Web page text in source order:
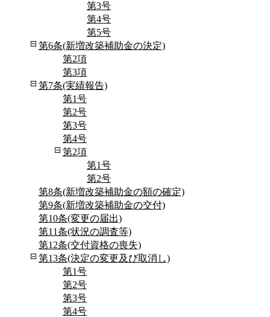
第3号
第4号
第5号
第6条(新増改築補助金の決定)
第2項
第3項
第7条(実績報告)
第1号
第2号
第3号
第4号
第2項
第1号
第2号
第8条(新増改築補助金の額の確定)
第9条(新増改築補助金の交付)
第10条(変更の届出)
第11条(状況の調査等)
第12条(交付資格の喪失)
第13条(決定の変更及び取消し)
第1号
第2号
第3号
第4号